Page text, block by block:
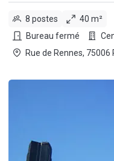
8 postes
40 m²
Bureau fermé
Rue de Rennes,